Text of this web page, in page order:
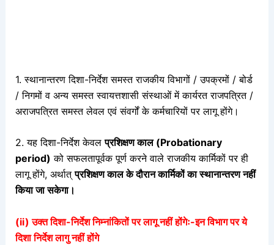
1. स्थानान्तरण दिशा-निर्देश समस्त राजकीय विभागों / उपक्रमों / बोर्ड
/ निगमों व अन्य समस्त स्वायत्तशासी संस्थाओं में कार्यरत राजपत्रित /
अराजपत्रित समस्त लेवल एवं संवर्गों के कर्मचारियों पर लागू होंगे।
2. यह दिशा-निर्देश केवलप्रशिक्षण काल (Probationary
period) को सफलतापूर्वक पूर्ण करने वाले राजकीय कार्मिकों पर ही
लागू होंगे, अर्थात्प्रशिक्षण काल के दौरान कार्मिकों का स्थानान्तरण नहीं
किया जा सकेगा।
(ii) उक्त दिशा-निर्देश निम्नांकितों पर लागू नहीं होंगेः-इन विभाग पर ये
दिशा निर्देश लागु नहीं होंगे